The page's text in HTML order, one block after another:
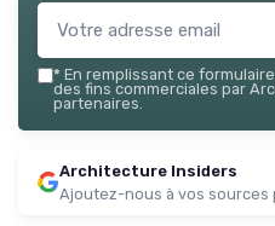
* En remplissant ce
des fins commerciales par
partenaires.
Architecture Insiders
Ajoutez-nous à vos sources